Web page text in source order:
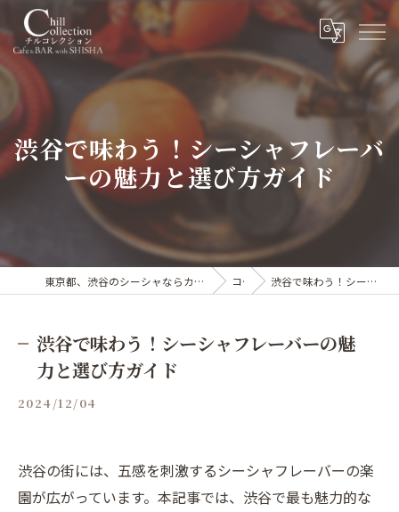
渋谷で味わう！シーシャフレーバ
ーの魅力と選び方ガイド
東京都、渋谷のシーシャならカフェ&シーシャバー Chill collection渋谷センター街店 コラム 渋谷で味わう！シーシャフレーバーの魅力と選び方ガイド
渋谷で味わう！シーシャフレーバーの魅
力と選び方ガイド
2024/12/04
渋谷の街には、五感を刺激するシーシャフレーバーの楽
園が広がっています。本記事では、渋谷で最も魅力的な